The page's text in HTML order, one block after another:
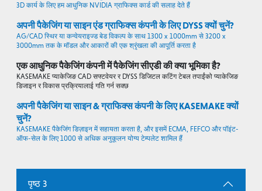
3D कार्य के लिए हम आधुनिक NVIDIA ग्राफिक्स कार्ड की सलाह देते हैं
अपनी पैकेजिंग या साइन एंड ग्राफिक्स कंपनी के लिए DYSS क्यों चुनें?
AG/CAD स्थिर या कन्वेयराइज्ड बेड विकल्प के साथ 1300 x 1000mm से 3200 x
3000mm तक के मॉडल और आकारों की एक श्रृंखला की आपूर्ति करता है
एक आधुनिक पैकेजिंग कंपनी में पैकेजिंग सीएडी की क्या भूमिका है?
KASEMAKE प्याकेजिङ CAD सफ्टवेयर र DYSS डिजिटल कटिंग टेबल तपाईंको प्याकेजिङ
डिजाइन र विकास प्रक्रियालाई गति गर्न सक्छ
अपनी पैकेजिंग या साइन & ग्राफिक्स कंपनी के लिए KASEMAKE क्यों
चुनें?
KASEMAKE पैकेजिंग डिज़ाइन में सहायता करता है, और इसमें ECMA, FEFCO और पॉइंट-
ऑफ-सेल के लिए 1000 से अधिक अनुकूलन योग्य टेम्पलेट शामिल हैं
पृष्ठ 3